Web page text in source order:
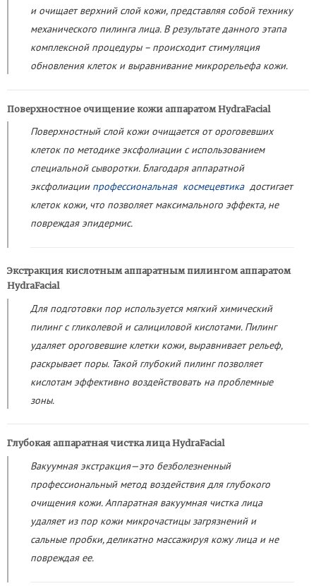
и очищает верхний слой кожи, представляя собой технику
механического пилинга лица. В результате данного этапа
комплексной процедуры – происходит стимуляция
обновления клеток и выравнивание микрорельефа кожи.
Поверхностное очищение кожи аппаратом HydraFacial
Поверхностный слой кожи очищается от ороговевших
клеток по методике эксфолиации с использованием
специальной сыворотки. Благодаря аппаратной
эксфолиации профессиональная космецевтикадостигает
клеток кожи, что позволяет максимального эффекта, не
повреждая эпидермис.
Экстракция кислотным аппаратным пилингом аппаратом
HydraFacial
Для подготовки пор используется мягкий химический
пилинг с гликолевой и салициловой кислотами. Пилинг
удаляет ороговевшие клетки кожи, выравнивает рельеф,
раскрывает поры. Такой глубокий пилинг позволяет
кислотам эффективно воздействовать на проблемные
зоны.
Глубокая аппаратная чистка лица HydraFacial
Вакуумная экстракция—это безболезненный
профессиональный метод воздействия для глубокого
очищения кожи. Аппаратная вакуумная чистка лица
удаляет из пор кожи микрочастицы загрязнений и
сальные пробки, деликатно массажируя кожу лица и не
повреждая ее.